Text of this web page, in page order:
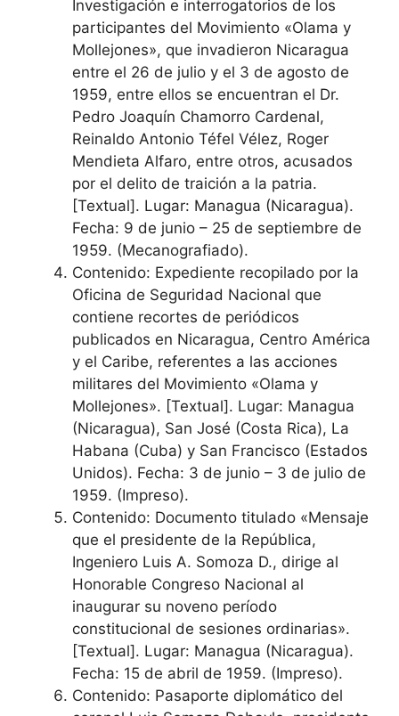
Investigación e interrogatorios de los
participantes del Movimiento «Olama y
Mollejones», que invadieron Nicaragua
entre el 26 de julio y el 3 de agosto de
1959, entre ellos se encuentran el Dr.
Pedro Joaquín Chamorro Cardenal,
Reinaldo Antonio Téfel Vélez, Roger
Mendieta Alfaro, entre otros, acusados
por el delito de traición a la patria.
[Textual]. Lugar: Managua (Nicaragua).
Fecha: 9 de junio – 25 de septiembre de
1959. (Mecanografiado).
Contenido: Expediente recopilado por la
Oficina de Seguridad Nacional que
contiene recortes de periódicos
publicados en Nicaragua, Centro América
y el Caribe, referentes a las acciones
militares del Movimiento «Olama y
Mollejones». [Textual]. Lugar: Managua
(Nicaragua), San José (Costa Rica), La
Habana (Cuba) y San Francisco (Estados
Unidos). Fecha: 3 de junio – 3 de julio de
1959. (Impreso).
Contenido: Documento titulado «Mensaje
que el presidente de la República,
Ingeniero Luis A. Somoza D., dirige al
Honorable Congreso Nacional al
inaugurar su noveno período
constitucional de sesiones ordinarias».
[Textual]. Lugar: Managua (Nicaragua).
Fecha: 15 de abril de 1959. (Impreso).
Contenido: Pasaporte diplomático del